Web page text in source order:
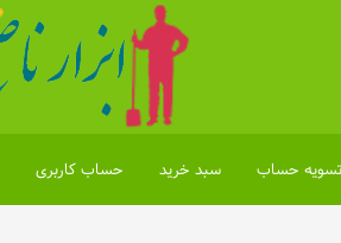
تسویه حساب سبد خرید حساب کاربری